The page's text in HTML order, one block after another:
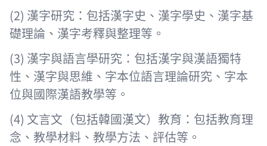
(2) 漢字研究：包括漢字史、漢字學史、漢字基
礎理論、漢字考釋與整理等。
(3) 漢字與語言學研究：包括漢字與漢語獨特
性、漢字與思維、字本位語言理論研究、字本
位與國際漢語教學等。
(4) 文言文（包括韓國漢文）教育：包括教育理
念、教學材料、教學方法、評估等。